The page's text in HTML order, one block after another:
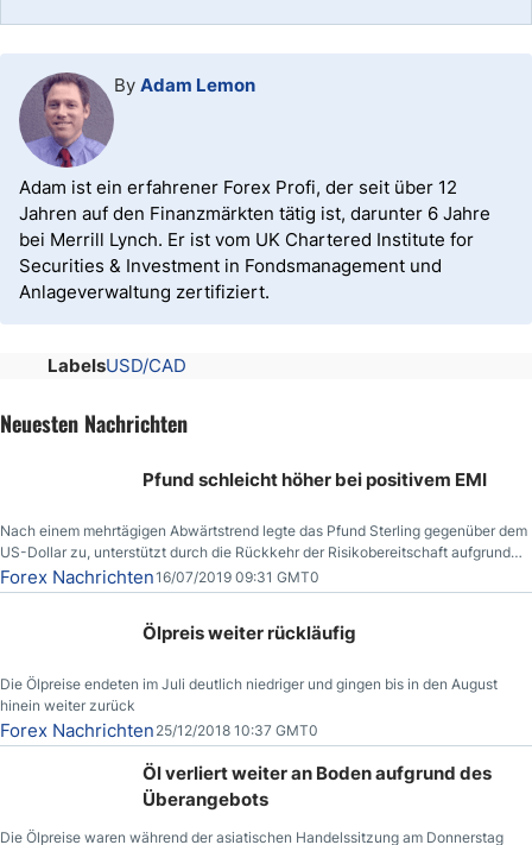
By Adam Lemon
Adam ist ein erfahrener Forex Profi, der seit über 12
Jahren auf den Finanzmärkten tätig ist, darunter 6 Jahre
bei Merrill Lynch. Er ist vom UK Chartered Institute for
Securities & Investment in Fondsmanagement und
Anlageverwaltung zertifiziert.
LabelsUSD/CAD
Neuesten Nachrichten
Pfund schleicht höher bei positivem EMI
Nach einem mehrtägigen Abwärtstrend legte das Pfund Sterling gegenüber dem
US-Dollar zu, unterstützt durch die Rückkehr der Risikobereitschaft aufgrund
der Nachricht,
Forex Nachrichten16/07/2019 09:31 GMT0
Ölpreis weiter rückläufig
Die Ölpreise endeten im Juli deutlich niedriger und gingen bis in den August
hinein weiter zurück
Forex Nachrichten 25/12/2018 10:37 GMT0
Öl verliert weiter an Boden aufgrund des
Überangebots
Die Ölpreise waren während der asiatischen Handelssitzung am Donnerstag